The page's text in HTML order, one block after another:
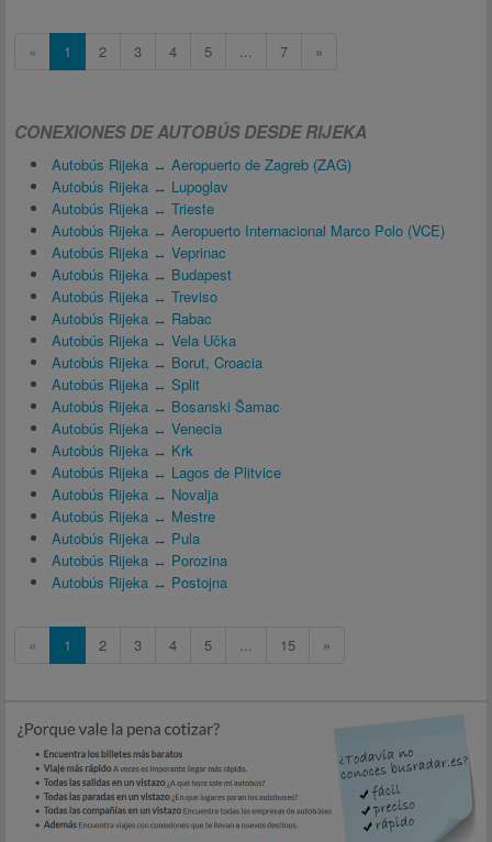
« 1 2 3 4 5 ... 7 »
CONEXIONES DE AUTOBÚS DESDE RIJEKA
Autobús Rijeka ↔ Aeropuerto de Zagreb (ZAG)
Autobús Rijeka ↔ Lupoglav
Autobús Rijeka ↔ Trieste
Autobús Rijeka ↔ Aeropuerto Internacional Marco Polo (VCE)
Autobús Rijeka ↔ Veprinac
Autobús Rijeka ↔ Budapest
Autobús Rijeka ↔ Treviso
Autobús Rijeka ↔ Rabac
Autobús Rijeka ↔ Vela Učka
Autobús Rijeka ↔ Borut, Croacia
Autobús Rijeka ↔ Split
Autobús Rijeka ↔ Bosanski Šamac
Autobús Rijeka ↔ Venecia
Autobús Rijeka ↔ Krk
Autobús Rijeka ↔ Lagos de Plitvice
Autobús Rijeka ↔ Novalja
Autobús Rijeka ↔ Mestre
Autobús Rijeka ↔ Pula
Autobús Rijeka ↔ Porozina
Autobús Rijeka ↔ Postojna
« 1 2 3 4 5 ... 15 »